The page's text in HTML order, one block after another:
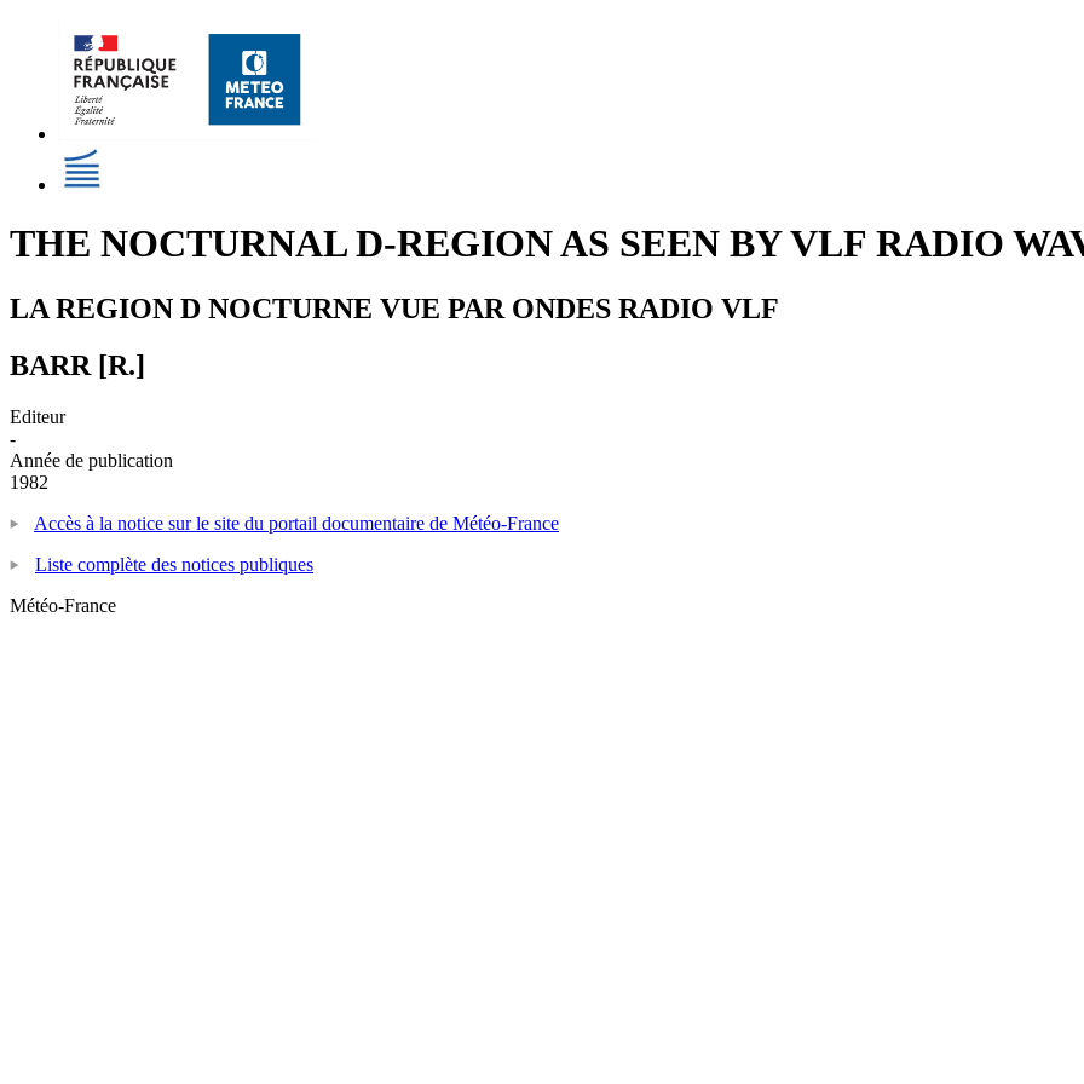
THE NOCTURNAL D-REGION AS SEEN BY VLF RADIO
LA REGION D NOCTURNE VUE PAR ONDES RADIO VLF
BARR [R.]
Editeur
-
Année de publication
1982
Accès à la notice sur le site du portail documentaire de Météo-France
Liste complète des notices publiques
Météo-France